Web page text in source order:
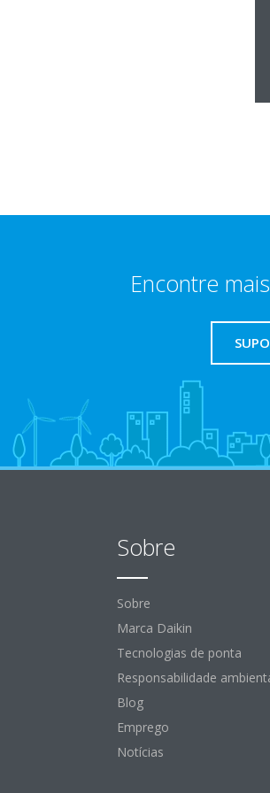
Encontre
Sobre
Sobre
Marca Daikin
Tecnologias de ponta
Responsabilidade
Blog
Emprego
Notícias